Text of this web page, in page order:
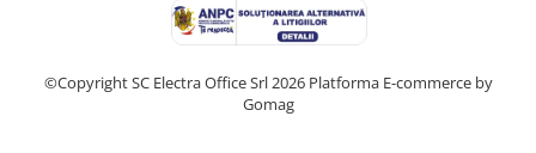
©Copyright SC Electra Office Srl 2026 Platforma E-commerce by
Gomag